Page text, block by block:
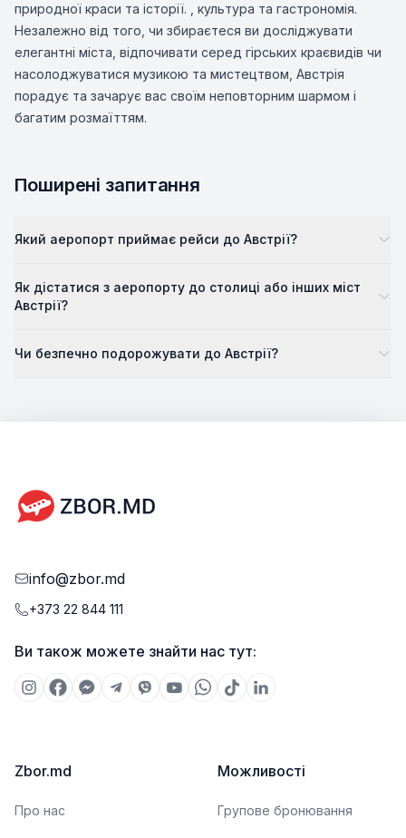
природної краси та історії. , культура та гастрономія.
Незалежно від того, чи збираєтеся ви досліджувати
елегантні міста, відпочивати серед гірських краєвидів чи
насолоджуватися музикою та мистецтвом, Австрія
порадує та зачарує вас своїм неповторним шармом і
багатим розмаїттям.
Поширені запитання
Який аеропорт приймає рейси до Австрії?
Як дістатися з аеропорту до столиці або інших міст
Австрії?
Чи безпечно подорожувати до Австрії?
info@zbor.md
+373 22 844 111
Ви також можете знайти нас тут:
Zbor.md
Про нас
Можливості
Групове бронювання